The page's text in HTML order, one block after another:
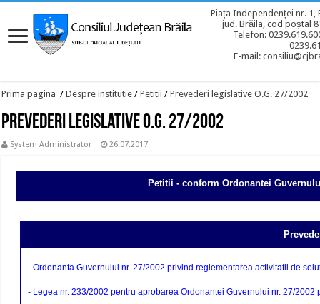
Piața Independenței nr. 1,
jud. Brăila, cod poștal
Telefon:
E-mail:
Prima pagina / Despre institutie / Petitii / Prevederi legislative O.G. 27/2002
Prevederi legislative O.G. 27/2002
System Administrator 26.07.2017
Petitii - conform Ordonantei Guvernului
- Ordonanta Guvernului nr. 27/2002 privind reglementarea activitatii de
- Legea nr. 233/2002 pentru aprobarea Ordonantei Guvernului nr. 27/